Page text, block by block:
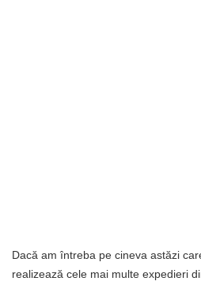
Dacă am întreba pe cineva astăzi
realizează cele mai multe expedieri